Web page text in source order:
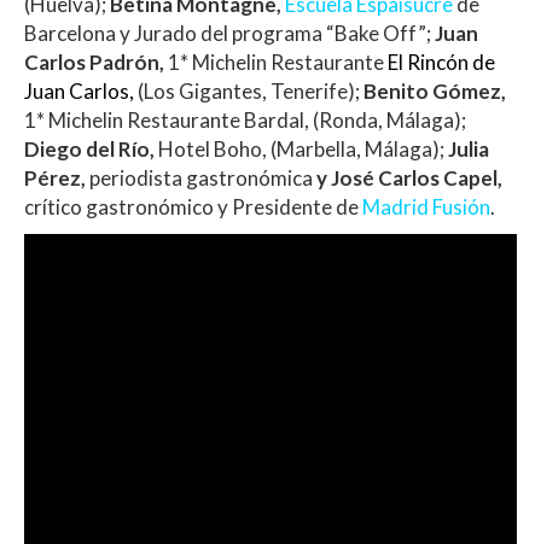
Barcelona y Jurado del programa “Bake Off”;Juan
Carlos Padrón, 1* Michelin RestauranteEl Rincón de
Juan Carlos, (Los Gigantes, Tenerife); Benito Gómez,
1* Michelin Restaurante Bardal, (Ronda, Málaga);
Diego del Río, Hotel Boho, (Marbella, Málaga);Julia
Pérez, periodista gastronómicayJosé Carlos Capel,
crítico gastronómico y Presidente deMadrid Fusión.